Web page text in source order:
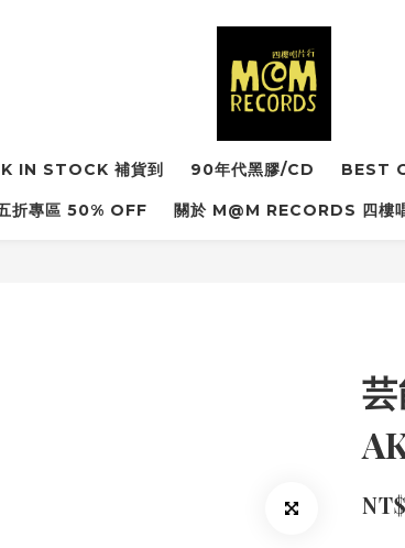
IN STOCK 補貨到 90年代黑膠/CD BEST
折專區 50% OFF 關於 M@M RECORDS 四樓